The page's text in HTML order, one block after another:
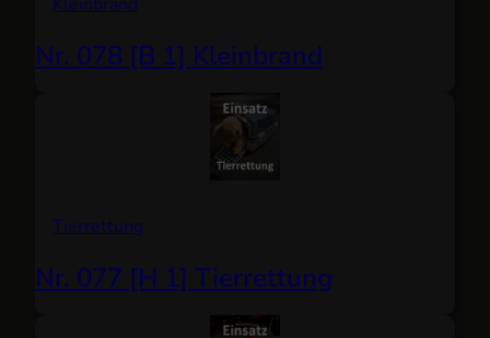
Nr. 078 [B 1] Kleinbrand
Tierrettung
Nr. 077 [H 1] Tierrettung